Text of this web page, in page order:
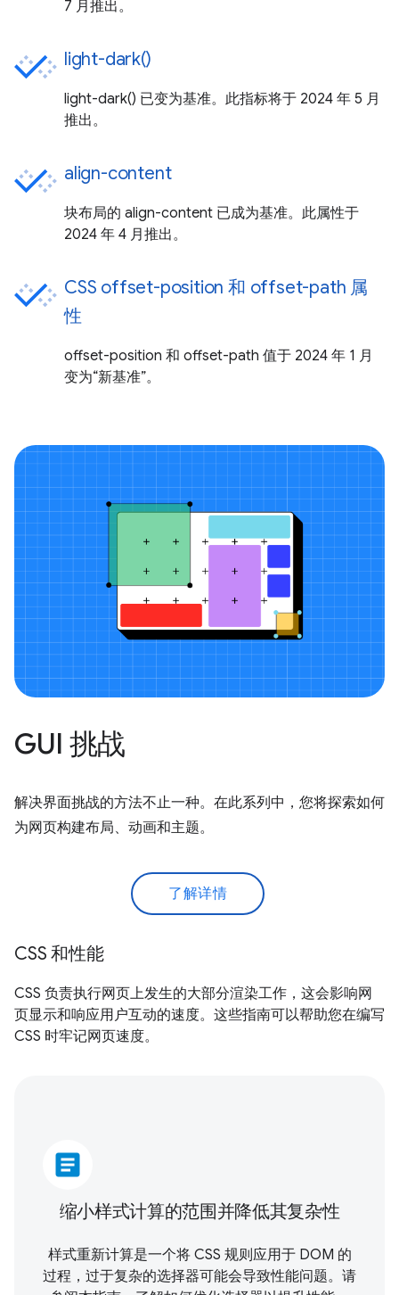
7 月推出。
light-dark()
light-dark() 已变为基准。此指标将于 2024 年 5 月
推出。
align-content
块布局的 align-content 已成为基准。此属性于
2024 年 4 月推出。
CSS offset-position 和 offset-path 属
性
offset-position 和 offset-path 值于 2024 年 1 月
变为“新基准”。
GUI 挑战
解决界面挑战的方法不止一种。在此系列中，您将探索如何
为网页构建布局、动画和主题。
了解详情
CSS 和性能
CSS 负责执行网页上发生的大部分渲染工作，这会影响网
页显示和响应用户互动的速度。这些指南可以帮助您在编写
CSS 时牢记网页速度。
article
缩小样式计算的范围并降低其复杂性
样式重新计算是一个将 CSS 规则应用于 DOM 的
过程，过于复杂的选择器可能会导致性能问题。请